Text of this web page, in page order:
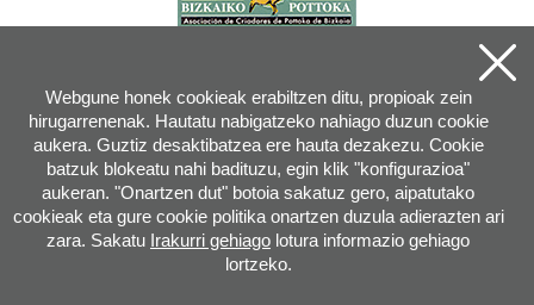
Webgune honek cookieak erabiltzen ditu, propioak zein
hirugarrenenak. Hautatu nabigatzeko nahiago duzun cookie
aukera. Guztiz desaktibatzea ere hauta dezakezu. Cookie
batzuk blokeatu nahi badituzu, egin klik "konfigurazioa"
aukeran. "Onartzen dut" botoia sakatuz gero, aipatutako
cookieak eta gure cookie politika onartzen duzula adierazten ari
zara. Sakatu Irakurri gehiago lotura informazio gehiago
lortzeko.